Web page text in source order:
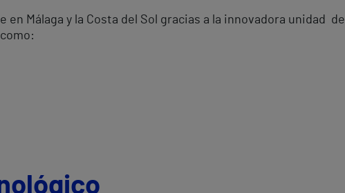
en Málaga y la Costa del Sol gracias a la innovadora unidad de